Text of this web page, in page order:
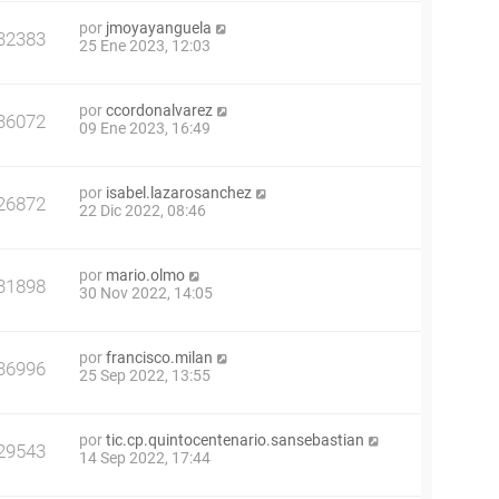
por jmoyayanguela
25 Ene 2023, 12:03
porccordonalvarez
09 Ene 2023, 16:49
por isabel.lazarosanchez
22 Dic 2022, 08:46
por mario.olmo
30 Nov 2022, 14:05
porfrancisco.milan
25 Sep 2022, 13:55
portic.cp.quintocentenario.sansebastian
14 Sep 2022, 17:44